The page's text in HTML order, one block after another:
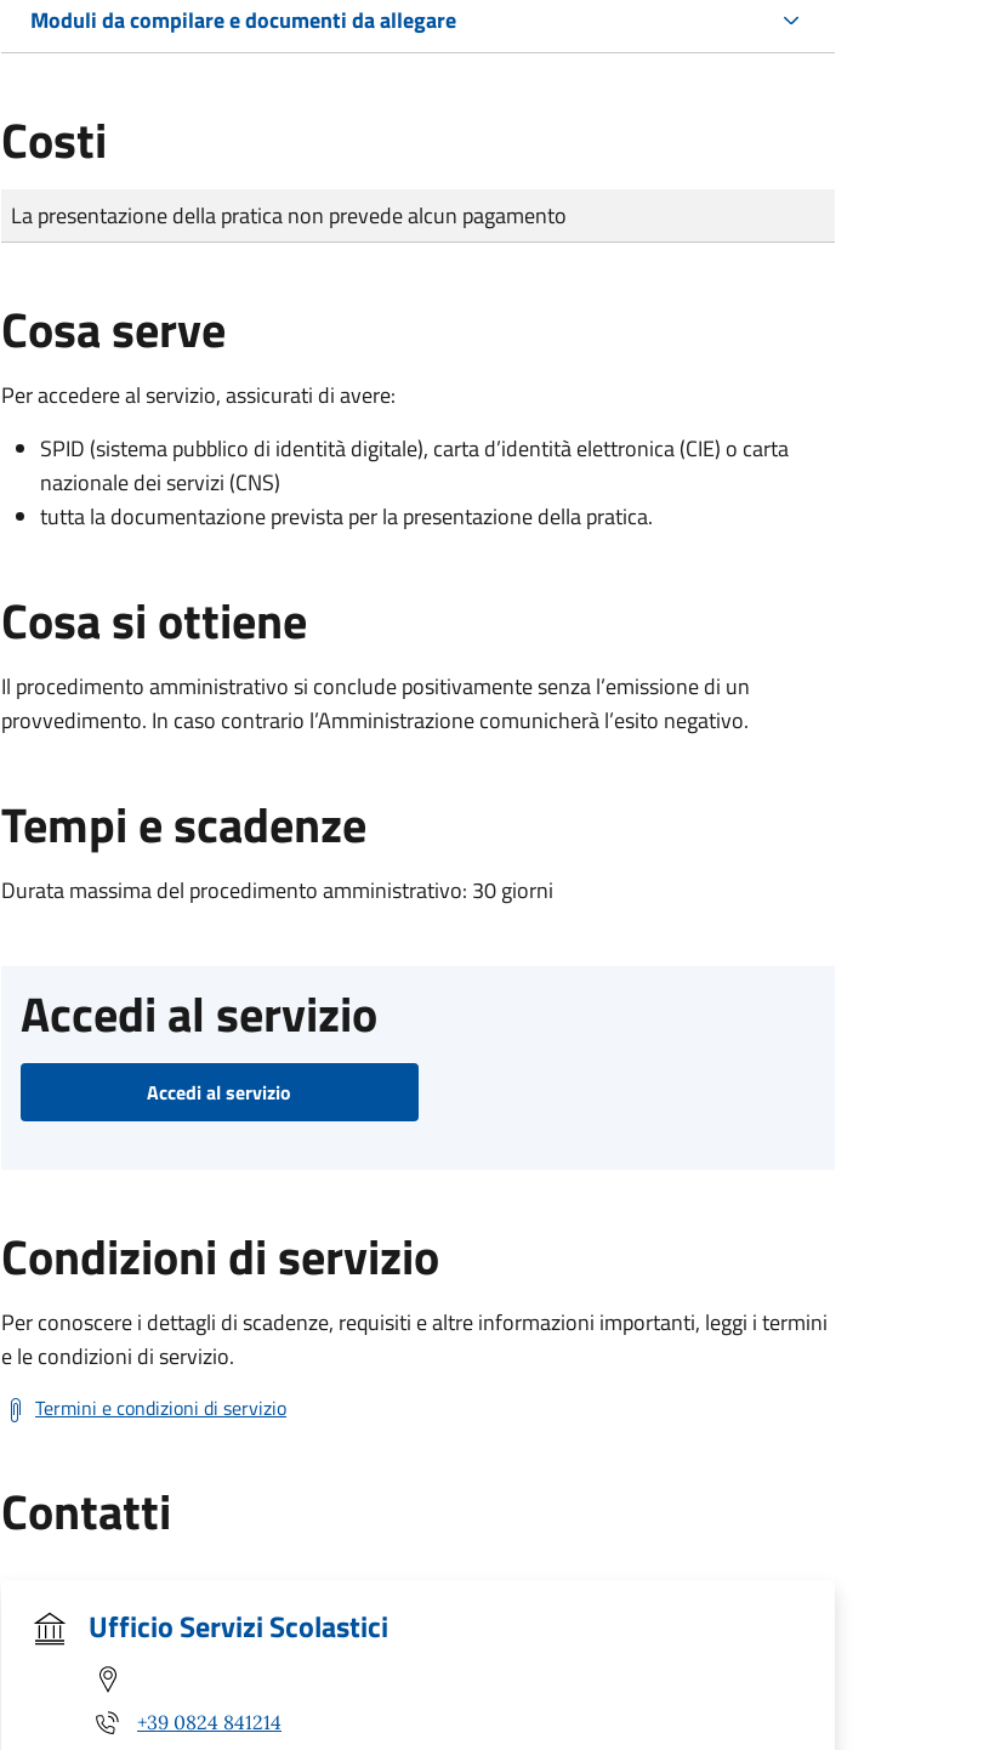
Moduli da compilare e documenti da allegare
Costi
Tipo di pagamento
Importo
La presentazione della pratica non prevede alcun pagamento
Cosa serve
Per accedere al servizio, assicurati di avere:
SPID (sistema pubblico di identità digitale), carta d’identità elettronica (CIE) o carta
nazionale dei servizi (CNS)
tutta la documentazione prevista per la presentazione della pratica.
Cosa si ottiene
Il procedimento amministrativo si conclude positivamente senza l’emissione di un
provvedimento. In caso contrario l’Amministrazione comunicherà l’esito negativo.
Tempi e scadenze
Durata massima del procedimento amministrativo: 30 giorni
Accedi al servizio
Accedi al servizio
Condizioni di servizio
Per conoscere i dettagli di scadenze, requisiti e altre informazioni importanti, leggi i termini
e le condizioni di servizio.
Termini e condizioni di servizio
Contatti
Ufficio Servizi Scolastici
+39 0824 841214